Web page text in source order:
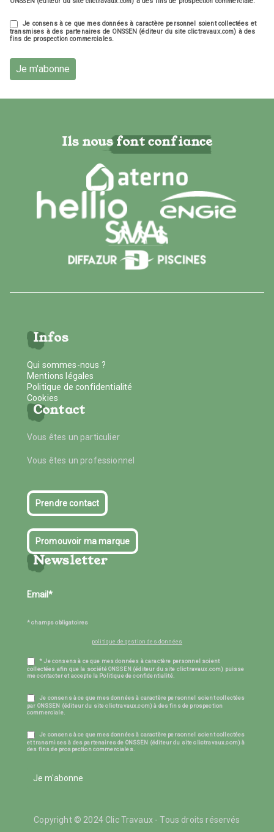
Je consens à ce que mes données à caractère personnel soient collectées et
transmises à des partenaires de ONSSEN (éditeur du site clictravaux.com) à des
fins de prospection commerciales.
Je m'abonne
Ils nous font confiance
Infos
Qui sommes-nous ?
Mentions légales
Politique de confidentialité
Cookies
Contact
Vous êtes un particulier
Vous êtes un professionnel
Prendre contact
Promouvoir ma marque
Newsletter
* champs obligatoires
politique de gestion des données
* Je consens à ce que mes données à caractère personnel soient
collectées afin que la société ONSSEN (éditeur du site clictravaux.com) puisse
me contacter et accepte la Politique de confidentialité.
Je consens à ce que mes données à caractère personnel soient collectées
par ONSSEN (éditeur du site clictravaux.com) à des fins de prospection
commerciale.
Je consens à ce que mes données à caractère personnel soient collectées
et transmises à des partenaires de ONSSEN (éditeur du site clictravaux.com) à
des fins de prospection commerciales.
Je m'abonne
Copyright © 2024 Clic Travaux - Tous droits réservés